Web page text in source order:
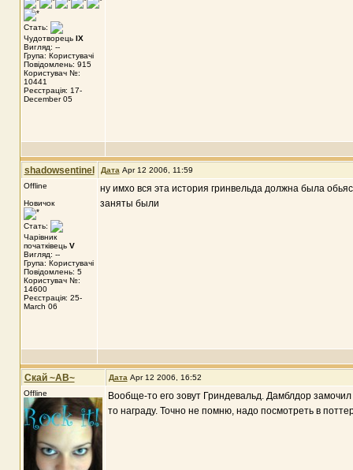
Стать:
Чудотворець IX
Вигляд: --
Група: Користувачі
Повідомлень: 915
Користувач №:
10441
Реєстрація: 17-
December 05
shadowsentinel Дата Apr 12 2006, 11:59
Offline
Новичок
Стать:
Чарівник
початківець V
Вигляд: --
Група: Користувачі
Повідомлень: 5
Користувач №:
14600
Реєстрація: 25-
March 06
ну имхо вся эта история гринвельда должна была
заняты были
Скай ~АВ~ Дата Apr 12 2006, 16:52
Offline
Вообще-то его зовут Гриндевальд. Дамблдор
то награду. Точно не помню, надо посмотреть в